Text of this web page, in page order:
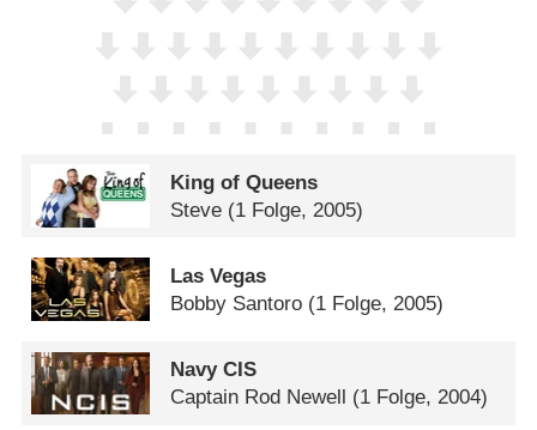
King of Queens
Steve (1 Folge, 2005)
Las Vegas
Bobby Santoro (1 Folge, 2005)
Navy CIS
Captain Rod Newell (1 Folge, 2004)